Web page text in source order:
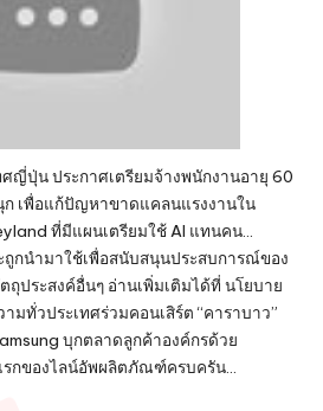
ญี่ปุ่น ประกาศเตรียมจ้างพนักงานอายุ 60
เพื่อแก้ปัญหาขาดแคลนแรงงานใน
ที่มีแผนเตรียมใช้ AI แทนคน…
กนำมาใช้เพื่อสนับสนุนประสบการณ์ของ
ประสงค์อื่นๆ อ่านเพิ่มเติมได้ที่ นโยบาย
มทั่วประเทศร่วมคอนเสิร์ต “คาราบาว”
บุกตลาดลูกค้าองค์กรด้วย
รกของไลน์อัพผลิตภัณฑ์ครบครัน…